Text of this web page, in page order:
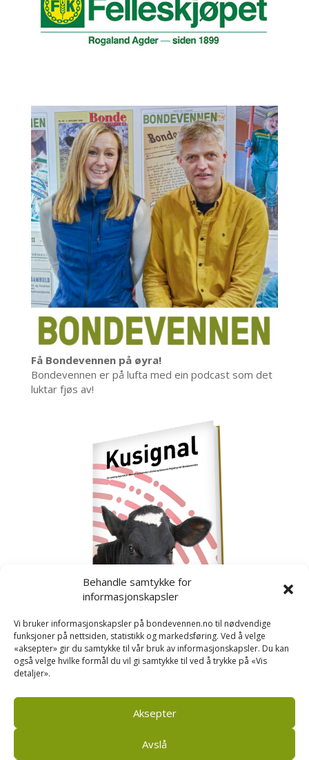
Behandle samtykke for
informasjonskapsler
Vi bruker informasjonskapsler på bondevennen.no til nødvendige
funksjoner på nettsiden, statistikk og markedsføring. Ved å velge
«aksepter» gir du samtykke til vår bruk av informasjonskapsler. Du kan
også velge hvilke formål du vil gi samtykke til ved å trykke på «Vis
detaljer».
Aksepter
Avslå
Få Bondevennen på øyra!
Bondevennen er på lufta med ein podcast som det
luktar fjøs av!
Kusignal